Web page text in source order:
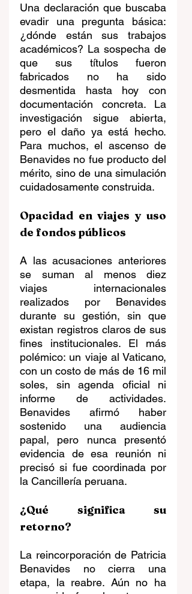
Una declaración que buscaba
evadir una pregunta básica:
¿dónde están sus trabajos
académicos? La sospecha de
que sus títulos fueron
fabricados no ha sido
desmentida hasta hoy con
documentación concreta. La
investigación sigue abierta,
pero el daño ya está hecho.
Para muchos, el ascenso de
Benavides no fue producto del
mérito, sino de una simulación
cuidadosamente construida.
Opacidad en viajes y uso
de fondos públicos
A las acusaciones anteriores
se suman al menos diez
viajes internacionales
realizados por Benavides
durante su gestión, sin que
existan registros claros de sus
fines institucionales. El más
polémico: un viaje al Vaticano,
con un costo de más de 16 mil
soles, sin agenda oficial ni
informe de actividades.
Benavides afirmó haber
sostenido una audiencia
papal, pero nunca presentó
evidencia de esa reunión ni
precisó si fue coordinada por
la Cancillería peruana.
¿Qué significa su
retorno?
La reincorporación de Patricia
Benavides no cierra una
etapa, la reabre. Aún no ha